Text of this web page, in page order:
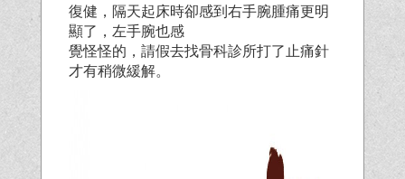
復健，隔天起床時卻感到右手腕腫痛更明
顯了，左手腕也感
覺怪怪的，請假去找骨科診所打了止痛針
才有稍微緩解。